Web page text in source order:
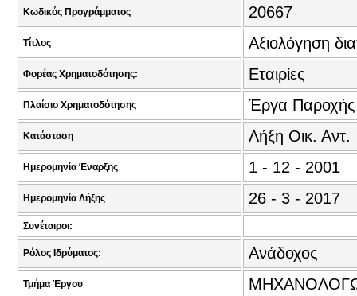
Κωδικός Προγράμματος 20667
Τίτλος Αξιολόγηση
Φορέας Χρηματοδότησης: Εταιρίες
Πλαίσιο Χρηματοδότησης Έργα
Κατάσταση Λήξη Οικ. Αντ.
Ημερομηνία Έναρξης 1 - 12 - 2001
Ημερομηνία Λήξης 26 - 3 - 2017
Συνέταιροι:
Ρόλος Ιδρύματος: Ανάδοχος
Τμήμα Έργου